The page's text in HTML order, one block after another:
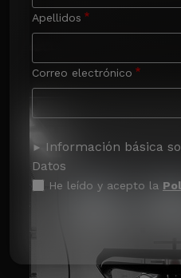
Apellidos
Correo electrónico
Información básica
Datos
He leído y acepto la